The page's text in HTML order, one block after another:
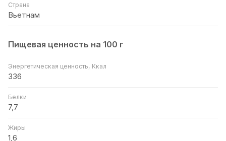
Страна
Вьетнам
Пищевая ценность на 100 г
Энергетическая ценность, Ккал
336
Белки
7,7
Жиры
1,6